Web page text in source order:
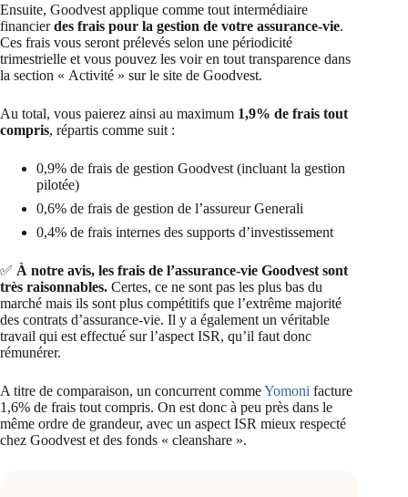
Ensuite, Goodvest applique comme tout intermédiaire
financierdes frais pour la gestion de votre assurance-vie.
Ces frais vous seront prélevés selon une périodicité
trimestrielle et vous pouvez les voir en tout transparence dans
la section « Activité » sur le site de Goodvest.
Au total, vous paierez ainsi au maximum 1,9% de frais tout
compris, répartis comme suit :
0,9% de frais de gestion Goodvest (incluant la gestion
pilotée)
0,6% de frais de gestion de l’assureur Generali
0,4% de frais internes des supports d’investissement
✅ À notre avis, les frais de l’assurance-vie Goodvest sont
très raisonnables. Certes, ce ne sont pas les plus bas du
marché mais ils sont plus compétitifs que l’extrême majorité
des contrats d’assurance-vie. Il y a également un véritable
travail qui est effectué sur l’aspect ISR, qu’il faut donc
rémunérer.
A titre de comparaison, un concurrent commeYomoni facture
1,6% de frais tout compris. On est donc à peu près dans le
même ordre de grandeur, avec un aspect ISR mieux respecté
chez Goodvest et des fonds « cleanshare ».